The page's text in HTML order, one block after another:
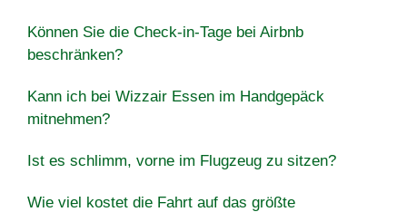
Können Sie die Check-in-Tage bei Airbnb
beschränken?
Kann ich bei Wizzair Essen im Handgepäck
mitnehmen?
Ist es schlimm, vorne im Flugzeug zu sitzen?
Wie viel kostet die Fahrt auf das größte